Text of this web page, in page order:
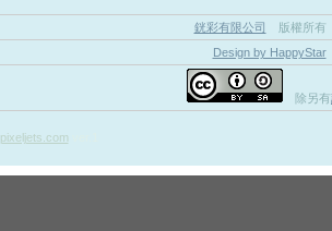
銧彩有限公司
版權所有
Design by HappyStar
除另有
pixeljets.com